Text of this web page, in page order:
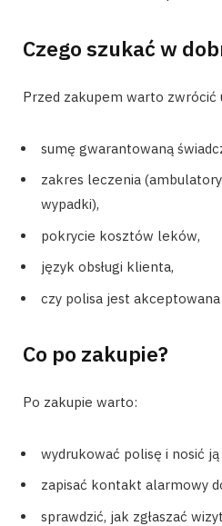
Czego szukać w
Przed zakupem warto zwrócić
sumę gwarantowaną
zakres leczenia
wypadki),
pokrycie kosztów leków,
język obsługi klienta,
czy polisa jest
Co po zakupie?
Po zakupie warto:
wydrukować polisę i nosić ją
zapisać kontakt alarmowy
sprawdzić, jak zgłaszać